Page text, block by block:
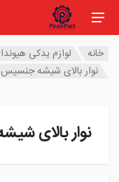
خانه لوازم یدکی
نوار بالای شیشه
نوار بالای